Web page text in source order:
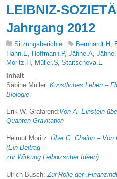
LEIBNIZ-
Jahrgang 2012
Sitzungsberichte Bernhardt.H
Hahn.E
Hoffmann.P,Jähne.A ,
Moritz.H
Müller.S ,Staitscheva.E
Inhalt
Sabine Müller:Künstliches Leben –
Biologie
Erik W. Grafarend:Von A. Einstein
Quanten-Gravitation
Helmut Moritz: Über G. Chaitin – Von
(Ein Beitrag
zur Wirkung Leibnizscher Ideen)
Ulrich Busch:Zur Rolle der